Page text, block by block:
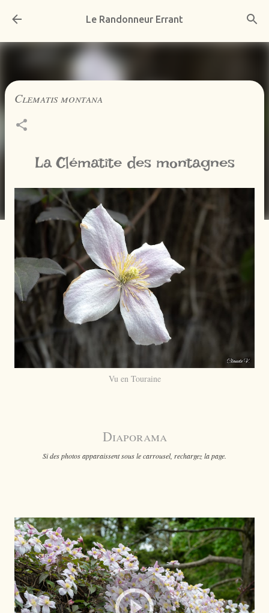
Accéder au contenu principal
Le Randonneur Errant
Clematis montana
La Clématite des montagnes
Vu en Touraine
Diaporama
Si des photos apparaissent sous le carrousel, rechargez la page.